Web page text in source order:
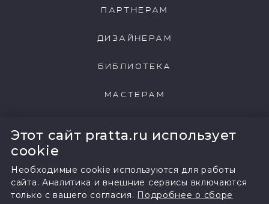
Этот сайт pratta.ru использует
cookie
Необходимые cookie используются для работы
сайта. Аналитика и внешние сервисы включаются
только с вашего согласия. Подробнее о сборе
ПАРТНЕРАМ
ДИЗАЙНЕРАМ
БИБЛИОТЕКА
МАСТЕРАМ